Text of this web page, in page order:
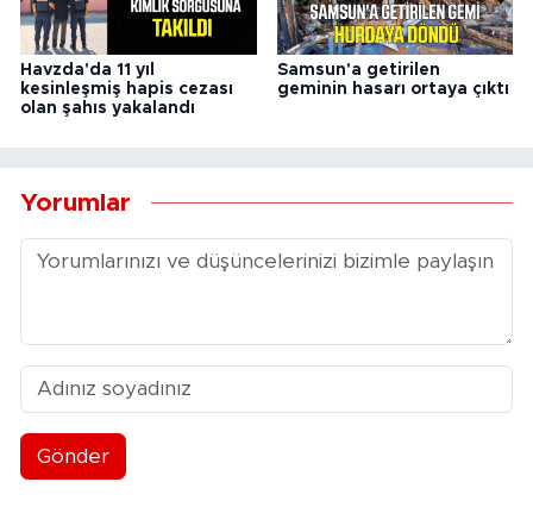
Havzda'da 11 yıl
kesinleşmiş hapis cezası
olan şahıs yakalandı
Samsun'a getirilen
geminin hasarı ortaya çıktı
Yorumlar
Gönder